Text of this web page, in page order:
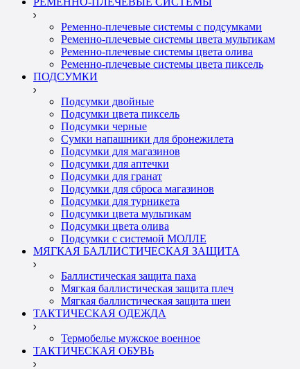
Ременно-плечевые системы с подсумками
Ременно-плечевые системы цвета мультикам
Ременно-плечевые системы цвета олива
Ременно-плечевые системы цвета пиксель
ПОДСУМКИ
Подсумки двойные
Подсумки цвета пиксель
Подсумки черные
Сумки напашники для бронежилета
Подсумки для магазинов
Подсумки для аптечки
Подсумки для гранат
Подсумки для сброса магазинов
Подсумки для турникета
Подсумки цвета мультикам
Подсумки цвета олива
Подсумки с системой МОЛЛЕ
МЯГКАЯ БАЛЛИСТИЧЕСКАЯ ЗАЩИТА
Баллистическая защита паха
Мягкая баллистическая защита плеч
Мягкая баллистическая защита шеи
ТАКТИЧЕСКАЯ ОДЕЖДА
Термобелье мужское военное
ТАКТИЧЕСКАЯ ОБУВЬ